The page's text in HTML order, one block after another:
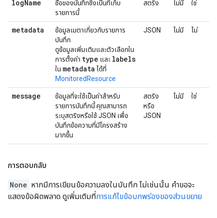
logName
ชื่อของบันทึกซึ่งเป็นที่เก็บ
รายการนี้
สตริง ไม่มี ใช่
metadata
ข้อมูลเมตาเกี่ยวกับรายการ
บันทึก
ดูข้อมูลเพิ่มเติมและตัวเลือกใน
การตั้งค่า type และ labels
ใน metadata ได้ที่
MonitoredResource
JSON ไม่มี ไม่
message
ข้อมูลที่จะใช้เป็นค่าสำหรับ
รายการบันทึกนี้ คุณสามารถ
ระบุสตริงหรือใช้ JSON เพื่อ
บันทึกข้อความที่มีโครงสร้าง
มากขึ้น
สตริง
หรือ
JSON
ไม่มี ใช่
การตอบกลับ
None หากมีการเขียนข้อความลงในบันทึก ไม่เช่นนั้น คำขอจะ
แสดงข้อผิดพลาด ดูเพิ่มเติมที่การแก้ไขข้อบกพร่องของส่วนขยาย